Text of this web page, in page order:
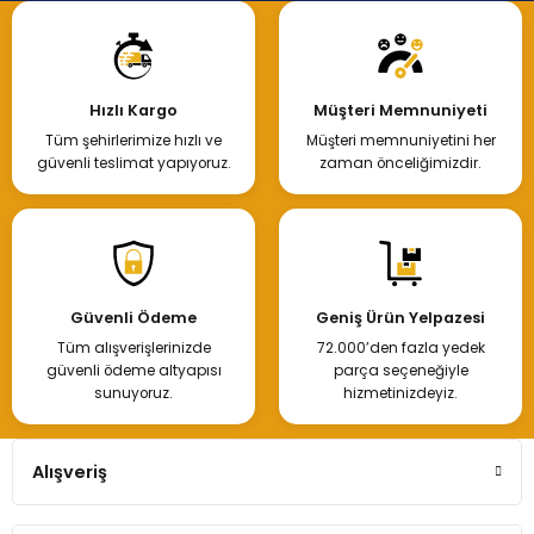
Hızlı Kargo
Tüm şehirlerimize hızlı ve
güvenli teslimat yapıyoruz.
Müşteri Memnuniyeti
Müşteri memnuniyetini her
zaman önceliğimizdir.
Güvenli Ödeme
Tüm alışverişlerinizde
güvenli ödeme altyapısı
sunuyoruz.
Geniş Ürün Yelpazesi
72.000’den fazla yedek
parça seçeneğiyle
hizmetinizdeyiz.
Alışveriş